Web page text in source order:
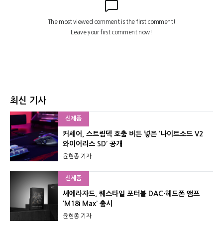
최신 기사
신제품
커세어, 스트림덱 호출 버튼 넣은 ‘나이트소드 V2
와이어리스 SD’ 공개
윤현종 기자
신제품
셰에라자드, 퀘스타일 포터블 DAC·헤드폰 앰프
‘M18i Max’ 출시
윤현종 기자